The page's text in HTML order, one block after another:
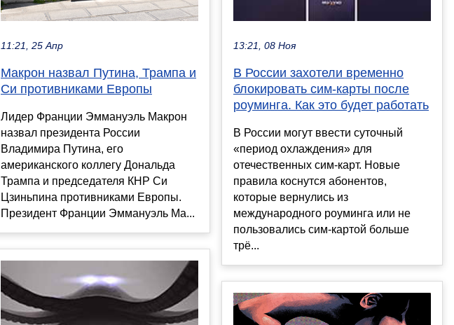
11:21, 25 Апр
Макрон назвал Путина, Трампа и
Си противниками Европы
Лидер Франции Эммануэль Макрон
назвал президента России
Владимира Путина, его
американского коллегу Дональда
Трампа и председателя КНР Си
Цзиньпина противниками Европы.
Президент Франции Эммануэль Ма...
13:21, 08 Ноя
В России захотели временно
блокировать сим-карты после
роуминга. Как это будет работать
В России могут ввести суточный
«период охлаждения» для
отечественных сим-карт. Новые
правила коснутся абонентов,
которые вернулись из
международного роуминга или не
пользовались сим-картой больше
трё...